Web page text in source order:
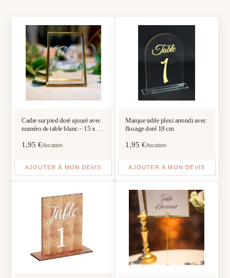
Cadre sur pied doré ajouré avec
numéro de table blanc – 15 x 10
1,95€/location
AJOUTER À MON DEVIS
Marque table plexi arrondi avec
flocage doré 18 cm
1,95 €/location
AJOUTER À MON DEVIS